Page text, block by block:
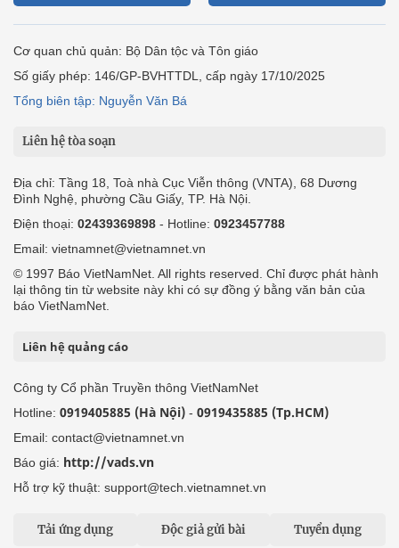
Cơ quan chủ quản: Bộ Dân tộc và Tôn giáo
Số giấy phép: 146/GP-BVHTTDL, cấp ngày 17/10/2025
Tổng biên tập: Nguyễn Văn Bá
Liên hệ tòa soạn
Địa chỉ: Tầng 18, Toà nhà Cục Viễn thông (VNTA), 68 Dương
Đình Nghệ, phường Cầu Giấy, TP. Hà Nội.
Điện thoại: 02439369898 - Hotline: 0923457788
Email: vietnamnet@vietnamnet.vn
© 1997 Báo VietNamNet. All rights reserved. Chỉ được phát hành
lại thông tin từ website này khi có sự đồng ý bằng văn bản của
báo VietNamNet.
Liên hệ quảng cáo
Công ty Cổ phần Truyền thông VietNamNet
Hotline: 0919405885 (Hà Nội) - 0919435885 (Tp.HCM)
Email: contact@vietnamnet.vn
Báo giá: http://vads.vn
Hỗ trợ kỹ thuật: support@tech.vietnamnet.vn
Tải ứng dụng Độc giả gửi bài Tuyển dụng